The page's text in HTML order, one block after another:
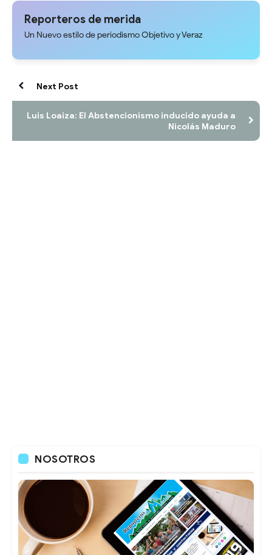
Reporteros de merida
Un Nuevo estilo de periodismo Objetivo y Veraz
Next Post
Luis Loaiza: El Abstencionismo inducido ayuda a
Nicolás Maduro
NOSOTROS